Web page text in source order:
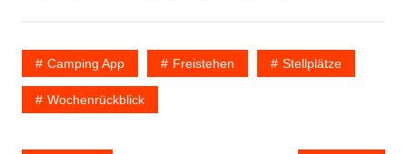
Camping App Freistehen Stellplätze
Wochenrückblick